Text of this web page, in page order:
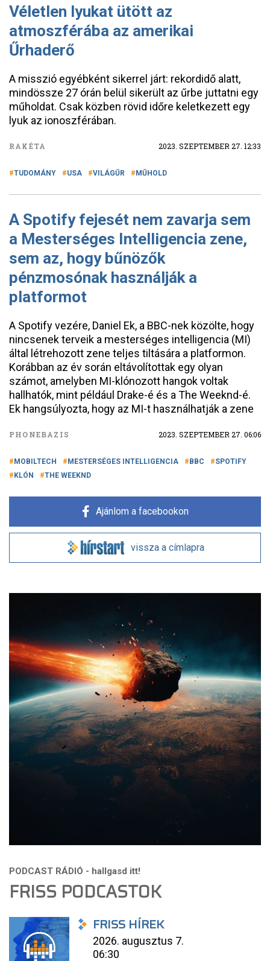
Véletlen lyukat ütött az
atmoszférába az amerikai
Űrhaderő
A misszió egyébként sikerrel járt: rekordidő alatt,
mindössze 27 órán belül sikerült az űrbe juttatni egy
műholdat. Csak közben rövid időre keletkezett egy
lyuk az ionoszférában.
RAKÉTA 2023. SZEPTEMBER 27. 12:33
TUDOMÁNY USA VILÁGŰR MŰHOLD
A Spotify fejesét nem zavarja sem
a Mesterséges Intelligencia zene,
sem az, hogy bűnözők
pénzmosónak használják a
platformot
A Spotify vezére, Daniel Ek, a BBC-nek közölte, hogy
nincsenek terveik a mesterséges intelligencia (MI)
által létrehozott zene teljes tiltására a platformon.
Korábban az év során eltávolítottak egy olyan
számot, amelyben MI-klónozott hangok voltak
hallhatók, mint például Drake-é és a The Weeknd-é.
Ek hangsúlyozta, hogy az MI-t használhatják a zene
PHONEBAZIS 2023. SZEPTEMBER 27. 06:06
MOBILTECH MESTERSÉGES INTELLIGENCIA BBC
SPOTIFY
KLÓN
THE WEEKND
Ajánlom a facebookon
vissza a címlapra
FRISS PODCASTOK
FRISS HÍREK
2026. augusztus 7.
06:30